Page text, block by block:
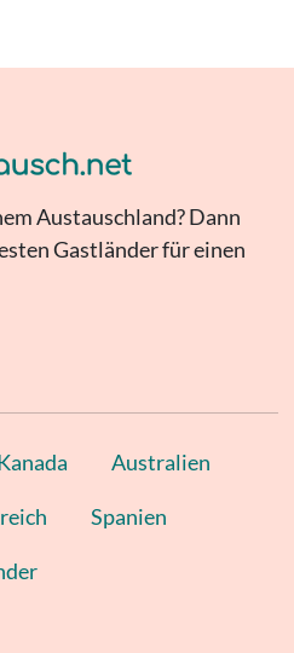
Austauschland? Dann
Gastländer für einen
Australien
Spanien